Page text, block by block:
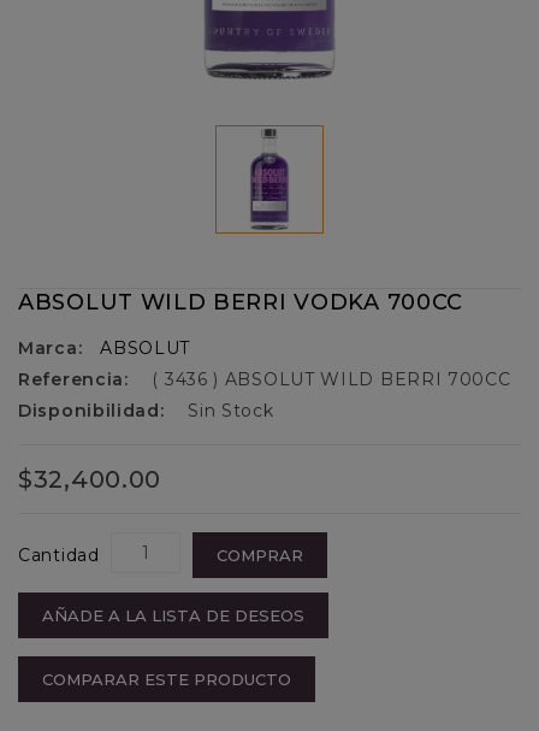
ABSOLUT WILD BERRI VODKA 700CC
Marca:
ABSOLUT
Referencia:
( 3436 ) ABSOLUT WILD BERRI 700CC
Disponibilidad:
Sin Stock
$32,400.00
Cantidad COMPRAR
AÑADE A LA LISTA DE DESEOS
COMPARAR ESTE PRODUCTO